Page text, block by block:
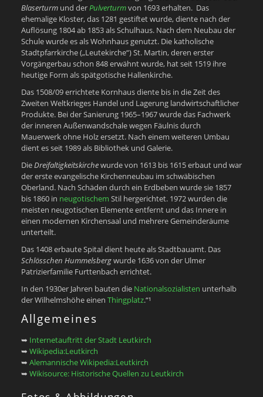
Blaserturmund derPulverturmvon 1693 erhalten. Das
ehemalige Kloster, das 1281 gestiftet wurde, diente nach der
Auflösung 1804 ab 1853 als Schulhaus. Nach dem Neubau der
Schule wurde es als Wohnhaus genutzt. Die katholische
Stadtpfarrkirche („Leutekirche“) St. Martin, deren erster
Vorgängerbau schon 848 erwähnt wurde, hat seit 1519 ihre
heutige Form als spätgotische Hallenkirche.
Das 1508/09 errichtete Kornhaus diente bis in die Zeit des
Zweiten Weltkrieges Handel und Lagerung landwirtschaftlicher
Produkte. Bei der Sanierung 1965–1967 wurde das Fachwerk
der inneren Außenwandschale wegen Fäulnis durch
Mauerwerk ohne Holz ersetzt. Nach einem weiteren Umbau
dient es seit 1989 als Bibliothek und Galerie.
DieDreifaltigkeitskirchewurde von 1613 bis 1615 erbaut und war
der erste evangelische Kirchenneubau im schwäbischen
Oberland. Nach Schäden durch ein Erdbeben wurde sie 1857
bis 1860 in neugotischem Stil hergerichtet. 1972 wurden die
meisten neugotischen Elemente entfernt und das Innere in
einen modernen Kirchensaal und mehrere Gemeinderäume
unterteilt.
Das 1408 erbaute Spital dient heute als Stadtbauamt. Das
Schlösschen Hummelsbergwurde 1636 von der Ulmer
Patrizierfamilie Furttenbach errichtet.
In den 1930er Jahren bauten die Nationalsozialisten unterhalb
der Wilhelmshöhe einen Thingplatz.“¹
Allgemeines
➥ Internetauftritt der Stadt Leutkirch
➥ Wikipedia:Leutkirch
➥ Alemannische Wikipedia:Leutkirch
➥ Wikisource: Historische Quellen zu Leutkirch